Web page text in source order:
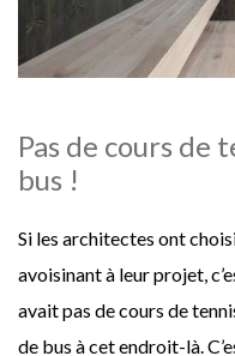
Pas de cours de
bus !
Si les architectes ont
avoisinant à leur projet,
avait pas de cours de
de bus à cet endroit-là.